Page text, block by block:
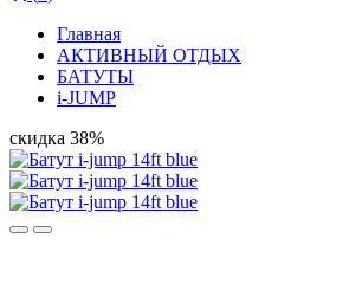
Главная
АКТИВНЫЙ ОТДЫХ
БАТУТЫ
i-JUMP
скидка 38%